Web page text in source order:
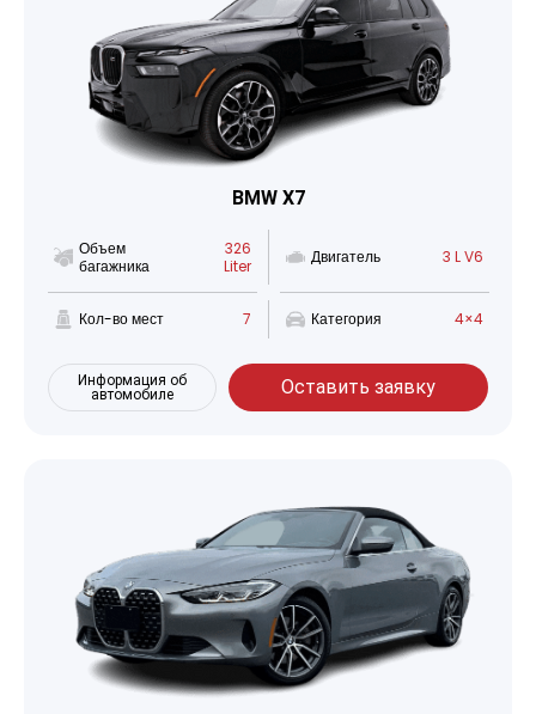
BMW X7
Объем
багажника
326
Liter
Двигатель 3 L V6
Кол-во мест 7 Категория 4×4
Информация об
автомобиле
Оставить заявку